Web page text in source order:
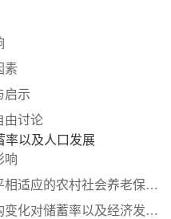
素
启示
由讨论
率以及人口发展
响
应的农村社会养老保险制度
储蓄率以及经济发展的影响